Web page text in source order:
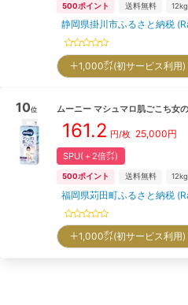
500ポイント 送料無料
静岡県掛川市ふるさと納税
＋1,000㌽(初サービス利
10位 ムーニー マシュマロ肌ごこち女
161.2 円/枚 25,000円
SPU(＋2倍㌽)
500ポイント 送料無料
福岡県苅田町ふるさと納税
＋1,000㌽(初サービス利